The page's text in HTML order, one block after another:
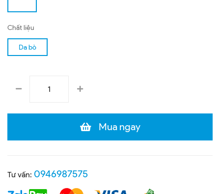
Chất liệu
Da bò
Mua ngay
Tư vấn: 0946987575